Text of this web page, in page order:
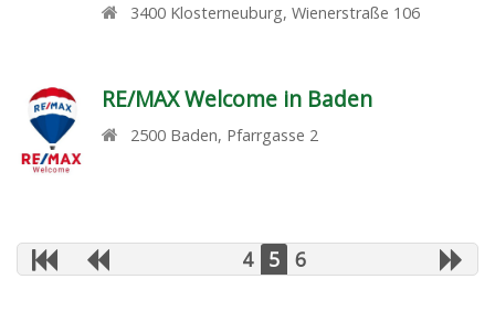
3400 Klosterneuburg,Wienerstraße 106
RE/MAX Welcome in Baden
2500 Baden, Pfarrgasse 2
4 5 6